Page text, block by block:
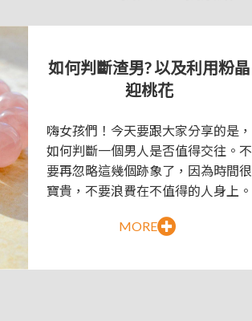
如何判斷渣男? 以及利用粉晶
迎桃花
嗨女孩們！今天要跟大家分享的是，
如何判斷一個男人是否值得交往。不
要再忽略這幾個跡象了，因為時間很
寶貴，不要浪費在不值得的人身上。